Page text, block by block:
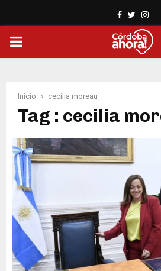
Facebook
Twitter
PRIMARY
Inicio cecilia moreau
Tag : cecilia